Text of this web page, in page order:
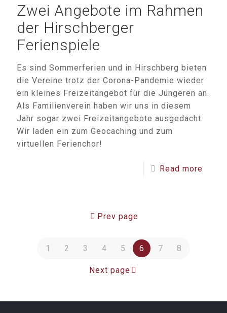
Zwei Angebote im Rahmen
der Hirschberger
Ferienspiele
Es sind Sommerferien und in Hirschberg bieten
die Vereine trotz der Corona-Pandemie wieder
ein kleines Freizeitangebot für die Jüngeren an.
Als Familienverein haben wir uns in diesem
Jahr sogar zwei Freizeitangebote ausgedacht.
Wir laden ein zum Geocaching und zum
virtuellen Ferienchor!
Read more
Prev page
1 2 3 4 5 6 7 8
Next page